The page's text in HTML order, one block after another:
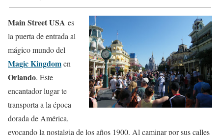
Main Street USA es
la puerta de entrada al
mágico mundo del
Magic Kingdomen
Orlando. Este
encantador lugar te
transporta a la época
dorada de América,
evocando la nostalgia de los años 1900. Al caminar por sus calles